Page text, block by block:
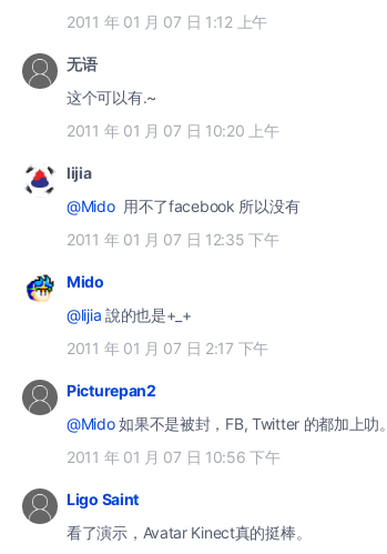
2011 年 01 月 07 日 1:12 上午
无语
这个可以有.~
2011 年 01 月 07 日 10:20 上午
lijia
@Mido
用不了facebook 所以没有
2011 年 01 月 07 日 12:35 下午
Mido
@lijia 說的也是+_+
2011 年 01 月 07 日 2:17 下午
Picturepan2
@Mido如果不是被封，FB, Twitter 的都加上叻。
2011 年 01 月 07 日 10:56 下午
Ligo Saint
看了演示，Avatar Kinect真的挺棒。